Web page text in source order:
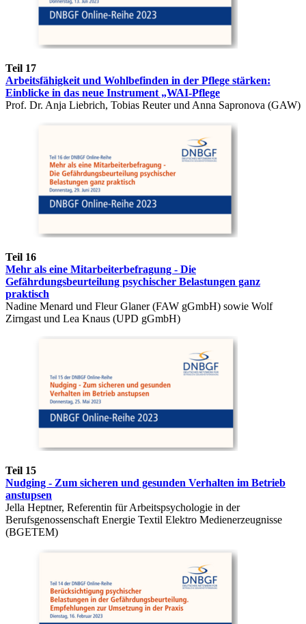
Teil 17
Arbeitsfähigkeit und Wohlbefinden in der Pflege stärken:
Einblicke in das neue Instrument „WAI-Pflege
Prof. Dr. Anja Liebrich, Tobias Reuter und Anna Sapronova (GAW)
Teil 16
Mehr als eine Mitarbeiterbefragung - Die
Gefährdungsbeurteilung psychischer Belastungen ganz
praktisch
Nadine Menard und Fleur Glaner (FAW gGmbH) sowie Wolf
Zirngast und Lea Knaus (UPD gGmbH)
Teil 15
Nudging - Zum sicheren und gesunden Verhalten im Betrieb
anstupsen
Jella Heptner, Referentin für Arbeitspsychologie in der
Berufsgenossenschaft Energie Textil Elektro Medienerzeugnisse
(BGETEM)